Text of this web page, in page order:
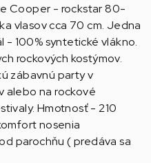
Cooper - rockstar 80-
vlasov cca 70 cm. Jedna
- 100% syntetické vlákno.
rockových kostýmov.
zábavnú party v
alebo na rockové
Hmotnosť - 210
nosenia
parochňu ( predáva sa